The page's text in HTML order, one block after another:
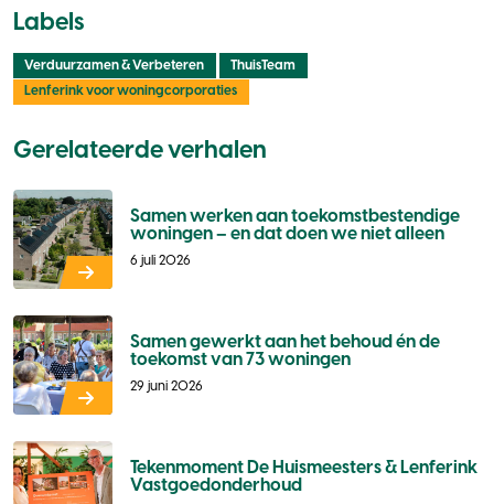
Labels
Verduurzamen & Verbeteren
ThuisTeam
Lenferink voor woningcorporaties
Gerelateerde verhalen
Samen werken aan toekomstbestendige
woningen – en dat doen we niet alleen
6 juli 2026
Samen gewerkt aan het behoud én de
toekomst van 73 woningen
29 juni 2026
Tekenmoment De Huismeesters & Lenferink
Vastgoedonderhoud